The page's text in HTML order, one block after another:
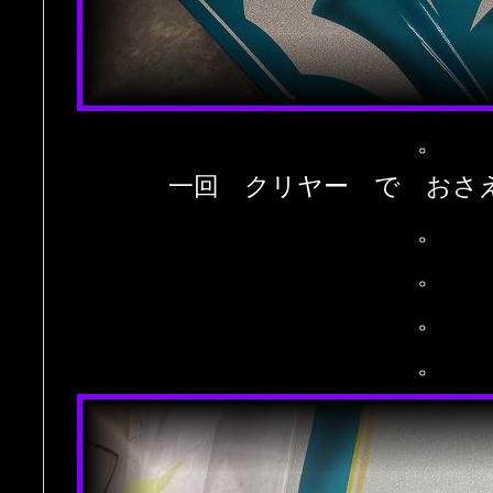
。
一回 クリヤー で おさ
。
。
。
。